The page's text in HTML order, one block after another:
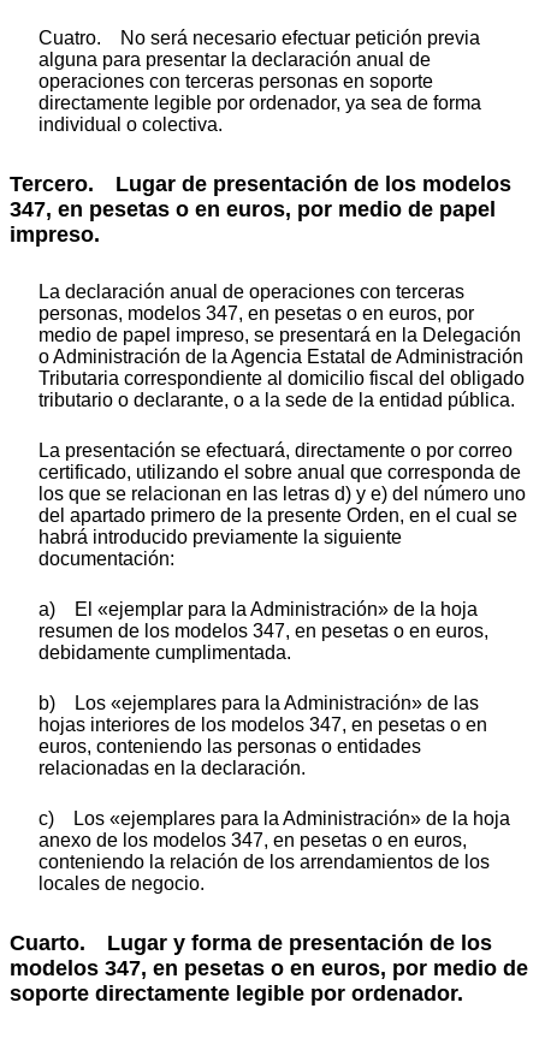
Cuatro. No será necesario efectuar petición previa
alguna para presentar la declaración anual de
operaciones con terceras personas en soporte
directamente legible por ordenador, ya sea de forma
individual o colectiva.
Tercero. Lugar de presentación de los modelos
347, en pesetas o en euros, por medio de papel
impreso.
La declaración anual de operaciones con terceras
personas, modelos 347, en pesetas o en euros, por
medio de papel impreso, se presentará en la Delegación
o Administración de la Agencia Estatal de Administración
Tributaria correspondiente al domicilio fiscal del obligado
tributario o declarante, o a la sede de la entidad pública.
La presentación se efectuará, directamente o por correo
certificado, utilizando el sobre anual que corresponda de
los que se relacionan en las letras d) y e) del número uno
del apartado primero de la presente Orden, en el cual se
habrá introducido previamente la siguiente
documentación:
a) El «ejemplar para la Administración» de la hoja
resumen de los modelos 347, en pesetas o en euros,
debidamente cumplimentada.
b) Los «ejemplares para la Administración» de las
hojas interiores de los modelos 347, en pesetas o en
euros, conteniendo las personas o entidades
relacionadas en la declaración.
c) Los «ejemplares para la Administración» de la hoja
anexo de los modelos 347, en pesetas o en euros,
conteniendo la relación de los arrendamientos de los
locales de negocio.
Cuarto. Lugar y forma de presentación de los
modelos 347, en pesetas o en euros, por medio de
soporte directamente legible por ordenador.